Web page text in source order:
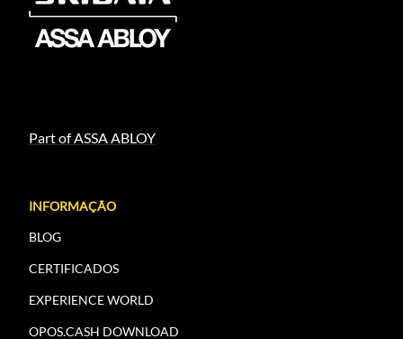
Part of ASSA ABLOY
INFORMAÇÃO
BLOG
CERTIFICADOS
EXPERIENCE WORLD
OPOS.CASH DOWNLOAD